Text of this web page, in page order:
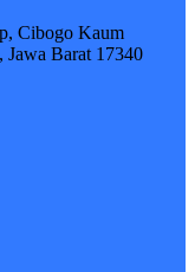
Cibogo Kaum
Jawa Barat 17340